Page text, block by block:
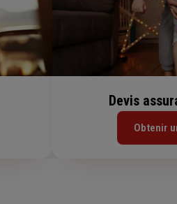
Devis
Obtenir